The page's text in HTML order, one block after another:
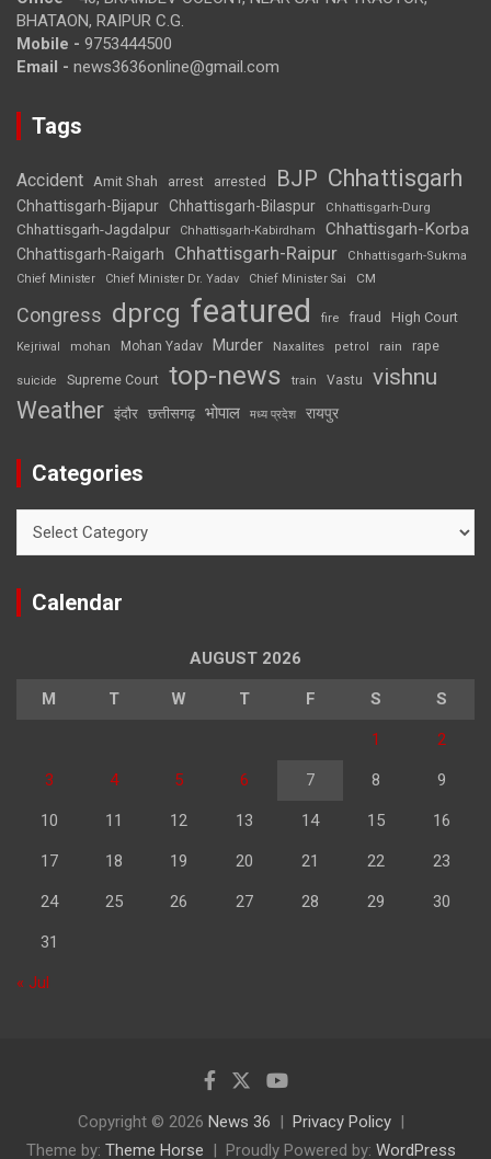
BHATAON, RAIPUR C.G.
Mobile - 9753444500
Email - news3636online@gmail.com
Tags
Accident Amit Shah arrest arrested BJP Chhattisgarh
Chhattisgarh-Bijapur Chhattisgarh-Bilaspur Chhattisgarh-Durg
Chhattisgarh-Jagdalpur Chhattisgarh-Kabirdham Chhattisgarh-Korba
Chhattisgarh-Raigarh Chhattisgarh-Raipur
Chhattisgarh-Sukma
Chief Minister
Chief Minister Dr. Yadav Chief Minister Sai CM
Congress dprcg featured fire fraud High Court
Kejriwal mohan Mohan Yadav Murder Naxalites petrol rain rape
suicide Supreme Court top-news train Vastu vishnu
Weather इंदौर छत्तीसगढ़ भोपाल मध्य प्रदेश रायपुर
Categories
Calendar
AUGUST 2026
M T W T F S S
1 2
3 4 5 6 7 8 9
10 11 12 13 14 15 16
17 18 19 20 21 22 23
24 25 26 27 28 29 30
31
« Jul
Copyright © 2026 News 36
Privacy Policy
Theme by: Theme Horse Proudly Powered by: WordPress